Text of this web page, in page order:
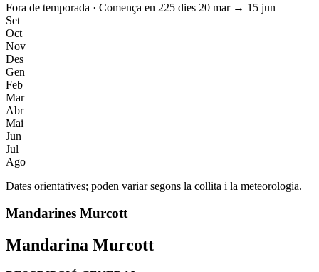
Fora de temporada · Comença en 225 dies 20 mar → 15 jun
Set
Oct
Nov
Des
Gen
Feb
Mar
Abr
Mai
Jun
Jul
Ago
Dates orientatives; poden variar segons la collita i la meteorologia.
Mandarines Murcott
Mandarina Murcott